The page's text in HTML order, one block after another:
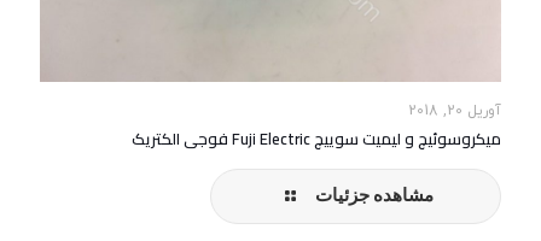
آوریل 20, 2018
میکروسوئیچ و لیمیت سوییچ Fuji Electric فوجی الکتریک
مشاهده جزئیات